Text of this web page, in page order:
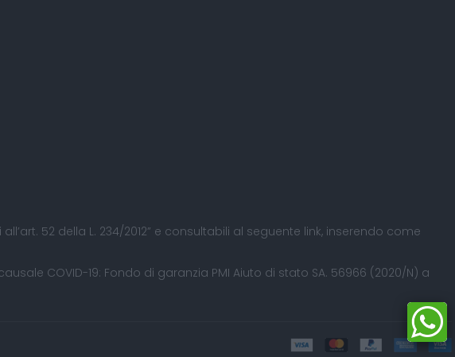
52 della L. 234/2012” e consultabili al seguente link, inserendo come
COVID-19: Fondo di garanzia PMI Aiuto di stato SA. 56966 (2020/N) a